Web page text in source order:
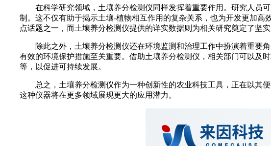
在科学研究领域，土壤养分检测仪同样发挥着重要作用。研究人员可
制。这不仅有助于揭示土壤-植物相互作用的复杂关系，也为开发更加
点话题之一，而土壤养分检测仪提供的详实数据则为相关研究奠定了坚实
除此之外，土壤养分检测仪还在环境监测和治理工作中扮演着重要角
有效的环境保护措施至关重要。借助土壤养分检测仪，相关部门可以及
等，以促进可持续发展。
总之，土壤养分检测仪作为一种创新性的农业科技工具，正在以其便
这种仪器将在更多领域展现更大的应用潜力。